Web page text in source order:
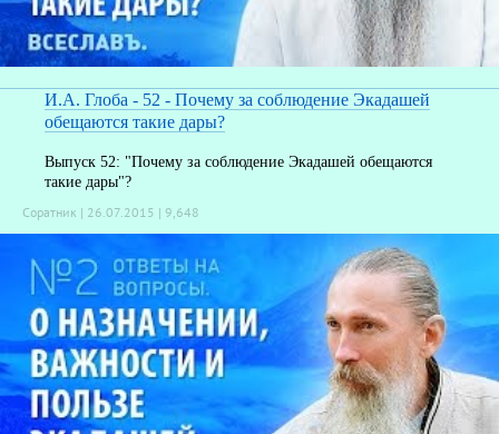
И.А. Глоба - 52 - Почему за соблюдение Экадашей
обещаются такие дары?
Выпуск 52: "Почему за соблюдение Экадашей обещаются
такие дары"?
Соратник | 26.07.2015 | 9,648